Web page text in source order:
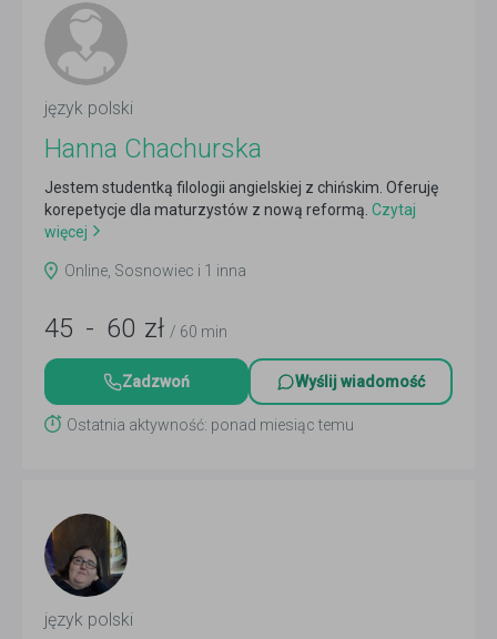
język polski
Hanna Chachurska
Jestem studentką filologii angielskiej z chińskim. Oferuję
korepetycje dla maturzystów z nową reformą. Czytaj
więcej
Online, Sosnowiec i 1 inna
45 - 60 zł / 60 min
Zadzwoń Wyślij wiadomość
Ostatnia aktywność: ponad miesiąc temu
język polski